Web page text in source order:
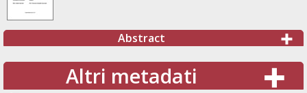
Abstract
Altri metadati